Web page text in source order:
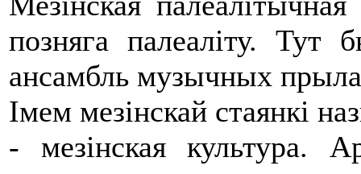
позняга палеаліту.
ансамбль музычных
Імем мезінскай стаянкі
- мезінская культура.